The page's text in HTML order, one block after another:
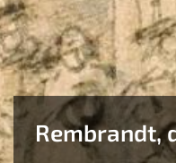
Rembrandt,